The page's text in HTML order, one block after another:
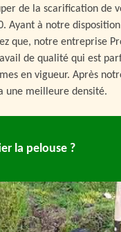
de la scarification de
Ayant à notre
que, notre entreprise
de qualité qui est
en vigueur. Après
une meilleure densité.
la pelouse ?